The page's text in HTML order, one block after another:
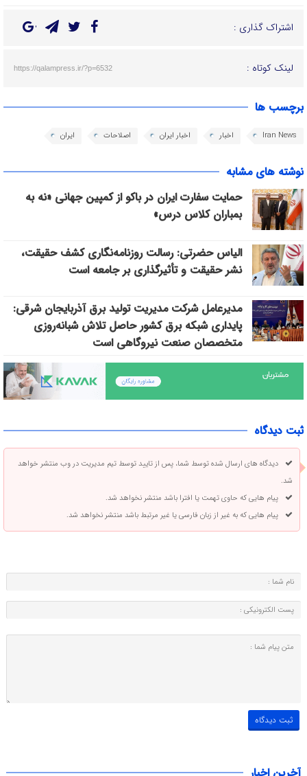
اشتراک گذاری :
لینک کوتاه : https://qalampress.ir/?p=6532
برچسب ها
Iran News اخبار اخبار ایران اصلاحات ایران
نوشته های مشابه
حمایت سفارت ایران در باکو از کمپین جهانی «نه به
بمباران کلاس درس»
الیاس حضرتی: رسالت روزنامه‌نگاری کشف حقیقت،
نشر حقیقت و تأثیرگذاری بر جامعه است
مدیرعامل شرکت مدیریت تولید برق آذربایجان شرقی:
پایداری شبکه برق کشور حاصل تلاش شبانه‌روزی
متخصصان صنعت نیروگاهی است
ثبت دیدگاه
دیدگاه های ارسال شده توسط شما، پس از تایید توسط تیم مدیریت در وب منتشر خواهد
شد.
پیام هایی که حاوی تهمت یا افترا باشد منتشر نخواهد شد.
پیام هایی که به غیر از زبان فارسی یا غیر مرتبط باشد منتشر نخواهد شد.